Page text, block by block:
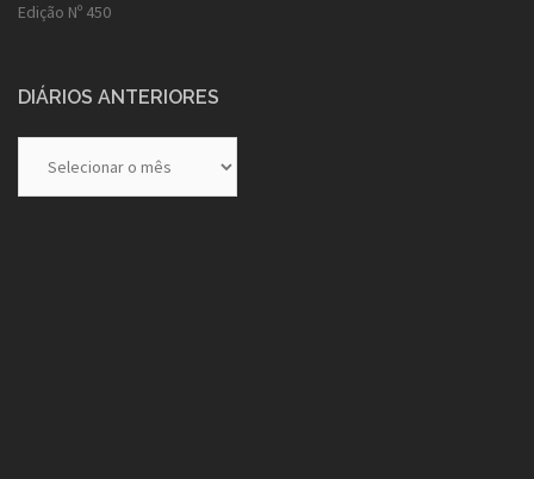
Edição Nº 450
DIÁRIOS ANTERIORES
Anteriores